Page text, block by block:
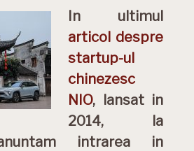
In ultimul
articol despre
startup-ul
chinezesc
NIO, lansat in
2014, la
intrarea in